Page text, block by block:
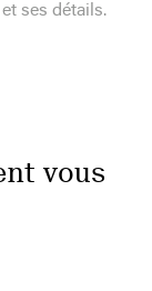
ses détails.
vous